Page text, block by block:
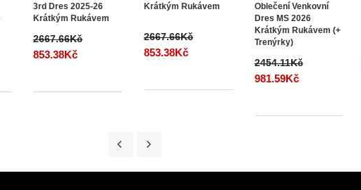
3rd Dres 2025-26
Krátkým Rukávem
2667.66Kč
853.38Kč
Krátkým Rukávem
2667.66Kč
853.38Kč
Oblečení Venkovní
Dres MS 2026
Krátkým Rukávem (+
Trenýrky)
2454.11Kč
981.59Kč